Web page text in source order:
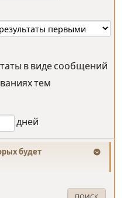
в виде сообщений
тем
дней
будет